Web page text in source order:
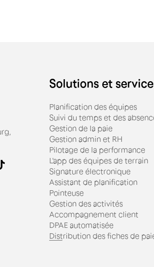
Solutions et
Planification des équipes
Suivi du temps et des
Gestion de la paie
Gestion admin et RH
Pilotage de la performance
L'app des équipes de terrain
Signature électronique
Assistant de planification
Pointeuse
Gestion des activités
Accompagnement client
DPAE automatisée
Distribution des fiches de